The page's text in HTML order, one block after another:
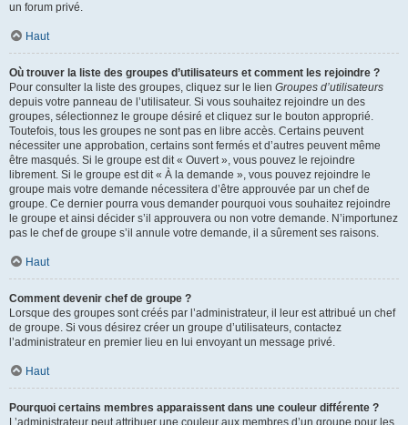
un forum privé.
Haut
Où trouver la liste des groupes d’utilisateurs et comment les rejoindre ?
Pour consulter la liste des groupes, cliquez sur le lien Groupes d’utilisateurs
depuis votre panneau de l’utilisateur. Si vous souhaitez rejoindre un des
groupes, sélectionnez le groupe désiré et cliquez sur le bouton approprié.
Toutefois, tous les groupes ne sont pas en libre accès. Certains peuvent
nécessiter une approbation, certains sont fermés et d’autres peuvent même
être masqués. Si le groupe est dit « Ouvert », vous pouvez le rejoindre
librement. Si le groupe est dit « À la demande », vous pouvez rejoindre le
groupe mais votre demande nécessitera d’être approuvée par un chef de
groupe. Ce dernier pourra vous demander pourquoi vous souhaitez rejoindre
le groupe et ainsi décider s’il approuvera ou non votre demande. N’importunez
pas le chef de groupe s’il annule votre demande, il a sûrement ses raisons.
Haut
Comment devenir chef de groupe ?
Lorsque des groupes sont créés par l’administrateur, il leur est attribué un chef
de groupe. Si vous désirez créer un groupe d’utilisateurs, contactez
l’administrateur en premier lieu en lui envoyant un message privé.
Haut
Pourquoi certains membres apparaissent dans une couleur différente ?
L’administrateur peut attribuer une couleur aux membres d’un groupe pour les